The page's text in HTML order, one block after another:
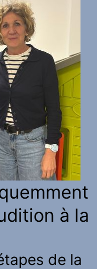
à la
de la